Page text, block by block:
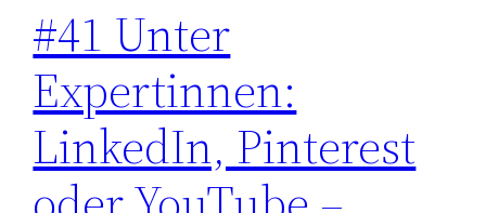
#41 Unter
Expertinnen:
LinkedIn, Pinterest